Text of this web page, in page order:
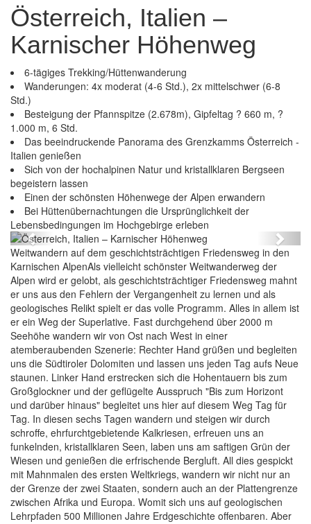
Österreich, Italien –
Karnischer Höhenweg
6-tägiges Trekking/Hüttenwanderung
Wanderungen: 4x moderat (4-6 Std.), 2x mittelschwer (6-8
Std.)
Besteigung der Pfannspitze (2.678m), Gipfeltag ? 660 m, ?
1.000 m, 6 Std.
Das beeindruckende Panorama des Grenzkamms Österreich -
Italien genießen
Sich von der hochalpinen Natur und kristallklaren Bergseen
begeistern lassen
Einen der schönsten Höhenwege der Alpen erwandern
Bei Hüttenübernachtungen die Ursprünglichkeit der
Lebensbedingungen im Hochgebirge erleben
Karnischer Höhenweg Österreich, Italien –
Previous Next
Weitwandern auf dem geschichtsträchtigen Friedensweg in den
Karnischen AlpenAls vielleicht schönster Weitwanderweg der
Alpen wird er gelobt, als geschichtsträchtiger Friedensweg mahnt
er uns aus den Fehlern der Vergangenheit zu lernen und als
geologisches Relikt spielt er das volle Programm. Alles in allem ist
er ein Weg der Superlative. Fast durchgehend über 2000 m
Seehöhe wandern wir von Ost nach West in einer
atemberaubenden Szenerie: Rechter Hand grüßen und begleiten
uns die Südtiroler Dolomiten und lassen uns jeden Tag aufs Neue
staunen. Linker Hand erstrecken sich die Hohentauern bis zum
Großglockner und der geflügelte Ausspruch "Bis zum Horizont
und darüber hinaus" begleitet uns hier auf diesem Weg Tag für
Tag. In diesen sechs Tagen wandern und steigen wir durch
schroffe, ehrfurchtgebietende Kalkriesen, erfreuen uns an
funkelnden, kristallklaren Seen, laben uns am saftigen Grün der
Wiesen und genießen die erfrischende Bergluft. All dies gespickt
mit Mahnmalen des ersten Weltkriegs, wandern wir nicht nur an
der Grenze der zwei Staaten, sondern auch an der Plattengrenze
zwischen Afrika und Europa. Womit sich uns auf geologischen
Lehrpfaden 500 Millionen Jahre Erdgeschichte offenbaren. Aber